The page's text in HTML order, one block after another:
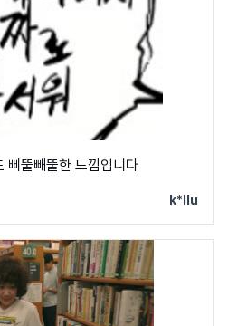
삐뚤빼뚤한 느낌입니다
k*llu